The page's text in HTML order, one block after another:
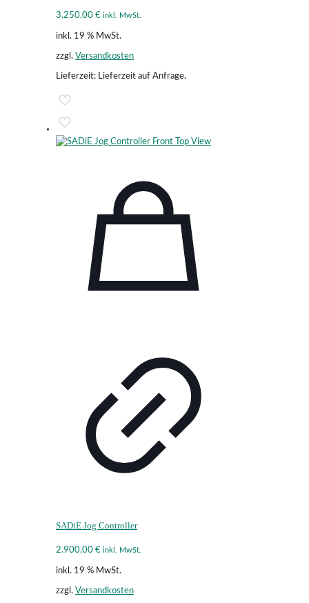
3.250,00 € inkl. MwSt.
inkl. 19 % MwSt.
zzgl. Versandkosten
Lieferzeit: Lieferzeit auf Anfrage.
SADiE Jog Controller
2.900,00 € inkl. MwSt.
inkl. 19 % MwSt.
zzgl. Versandkosten